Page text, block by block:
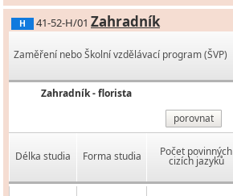
H 41-52-H/01 Zahradník
Zaměření nebo Školní vzdělávací program (ŠVP)
Zahradník - florista
porovnat
Délka studia Forma studia Počet povinných
cizích jazyků